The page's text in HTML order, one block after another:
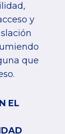
y
que
EL